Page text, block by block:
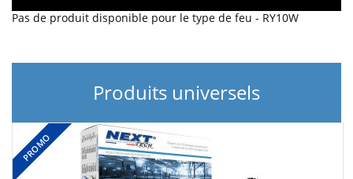
Pas de produit disponible pour le type de feu - RY10W
Produits universels
PROMO